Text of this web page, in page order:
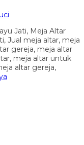
Jati, Meja Altar
Jual meja altar, meja
gereja, meja altar
meja altar untuk
altar gereja,